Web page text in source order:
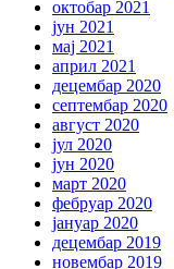
октобар 2021
јун 2021
мај 2021
април 2021
децембар 2020
септембар 2020
август 2020
јул 2020
јун 2020
март 2020
фебруар 2020
јануар 2020
децембар 2019
новембар 2019